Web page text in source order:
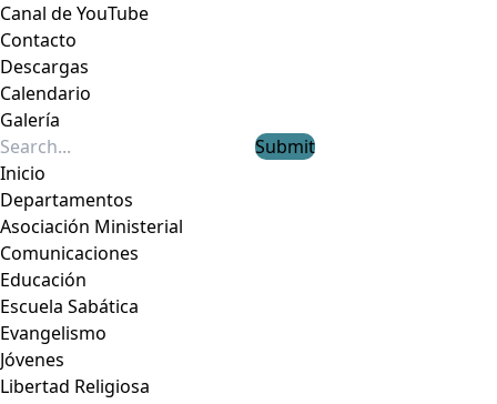
Canal de YouTube
Contacto
Descargas
Calendario
Galería
Submit
Inicio
Departamentos
Asociación Ministerial
Comunicaciones
Educación
Escuela Sabática
Evangelismo
Jóvenes
Libertad Religiosa